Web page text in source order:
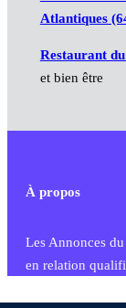
Atlantiques
Restaurant
et bien être
À propos
Les Annonces
en relation
commercial et